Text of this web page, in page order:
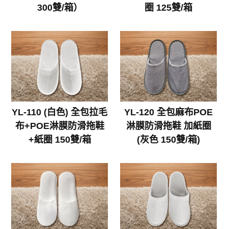
300雙/箱）
圈 125雙/箱
YL-110 (白色) 全包拉毛
布+POE淋膜防滑拖鞋
+紙圈 150雙/箱
YL-120 全包麻布POE
淋膜防滑拖鞋 加紙圈
(灰色 150雙/箱)